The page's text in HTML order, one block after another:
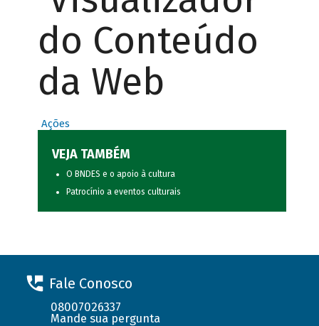
do Conteúdo
da Web
Ações
VEJA TAMBÉM
O BNDES e o apoio à cultura
Patrocínio a eventos culturais
Fale Conosco
08007026337
Mande sua pergunta